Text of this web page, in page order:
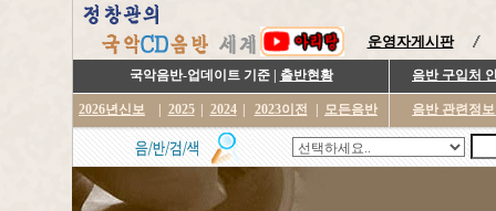
운영자게시판
국악음반-업데이트 기준 | 출반현황 음반 구입처
2026년신보 2025 2024 2023이전 모든음반 음반 관련정